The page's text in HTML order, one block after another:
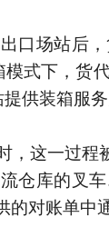
口场站后
式下，货
供装箱服务
这一过程
仓库的叉
对账单中通